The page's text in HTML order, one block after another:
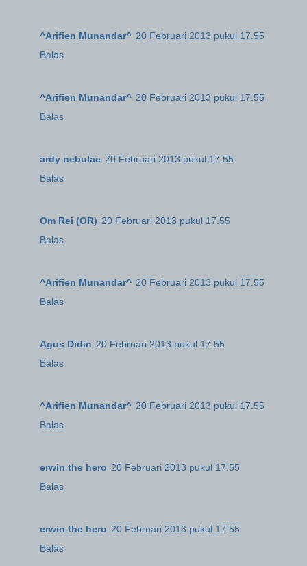
^Arifien Munandar^ 20 Februari 2013 pukul 17.55
Balas
^Arifien Munandar^ 20 Februari 2013 pukul 17.55
Balas
ardy nebulae 20 Februari 2013 pukul 17.55
Balas
Om Rei (OR) 20 Februari 2013 pukul 17.55
Balas
^Arifien Munandar^ 20 Februari 2013 pukul 17.55
Balas
Agus Didin 20 Februari 2013 pukul 17.55
Balas
^Arifien Munandar^ 20 Februari 2013 pukul 17.55
Balas
erwin the hero 20 Februari 2013 pukul 17.55
Balas
erwin the hero 20 Februari 2013 pukul 17.55
Balas